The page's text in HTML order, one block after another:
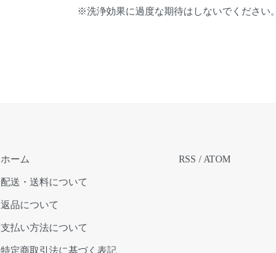
※洗浄効果に過度な期待はしないでください。
ホーム
配送・送料について
返品について
支払い方法について
特定商取引法に基づく表記
RSS / ATOM